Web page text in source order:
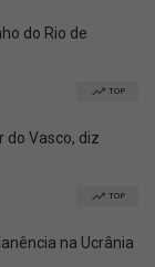
do Rio de
TOP
do Vasco, diz
TOP
na Ucrânia